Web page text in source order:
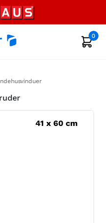
0
41 x 60 cm